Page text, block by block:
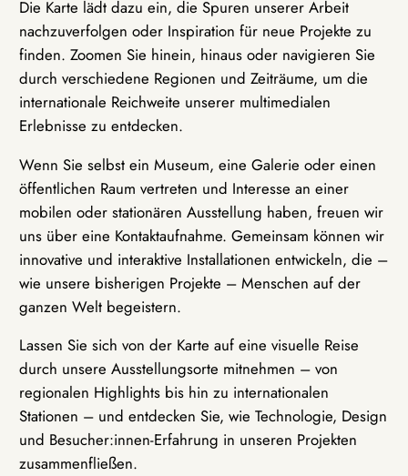
Die Karte lädt dazu ein, die Spuren unserer Arbeit
nachzuverfolgen oder Inspiration für neue Projekte zu
finden. Zoomen Sie hinein, hinaus oder navigieren Sie
durch verschiedene Regionen und Zeiträume, um die
internationale Reichweite unserer multimedialen
Erlebnisse zu entdecken.
Wenn Sie selbst ein Museum, eine Galerie oder einen
öffentlichen Raum vertreten und Interesse an einer
mobilen oder stationären Ausstellung haben, freuen wir
uns über eine Kontaktaufnahme. Gemeinsam können wir
innovative und interaktive Installationen entwickeln, die –
wie unsere bisherigen Projekte – Menschen auf der
ganzen Welt begeistern.
Lassen Sie sich von der Karte auf eine visuelle Reise
durch unsere Ausstellungsorte mitnehmen – von
regionalen Highlights bis hin zu internationalen
Stationen – und entdecken Sie, wie Technologie, Design
und Besucher:innen-Erfahrung in unseren Projekten
zusammenfließen.